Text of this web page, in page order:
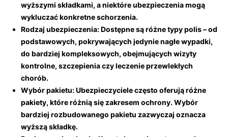
wyższymi składkami, a niektóre ubezpieczenia mogą
wykluczać konkretne schorzenia.
Rodzaj ubezpieczenia:Dostępne są różne typy polis – od
podstawowych, pokrywających jedynie nagłe wypadki,​
do bardziej kompleksowych, obejmujących wizyty
kontrolne, szczepienia ‌czy leczenie⁤ przewlekłych
chorób.
Wybór pakietu:Ubezpieczyciele często‍ oferują różne
pakiety, które różnią się zakresem ochrony. Wybór⁢
bardziej rozbudowanego⁢ pakietu zazwyczaj oznacza
⁤wyższą składkę.